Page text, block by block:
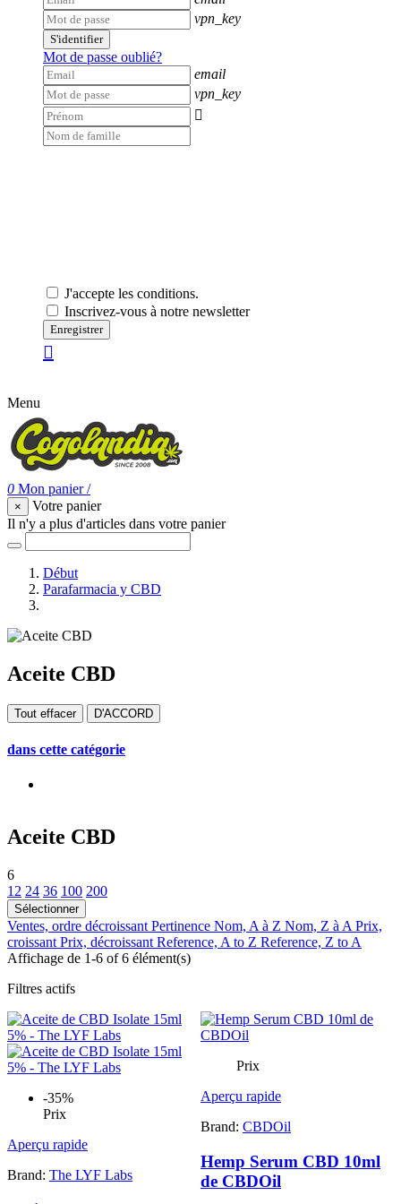
vpn_key
S'identifier
Mot de passe oublié?
email
vpn_key

J'accepte les conditions.
Inscrivez-vous à notre newsletter
Enregistrer
Menu
0 Mon panier/
×
Votre panier
Il n'y a plus d'articles dans votre panier
Début
Parafarmacia y CBD
Aceite CBD
Tout effacer D'ACCORD
dans cette catégorie
Aceite CBD
6
12 24 36 100 200
Sélectionner
Ventes, ordre décroissant Pertinence Nom, A à Z Nom, Z à A Prix,
croissant Prix, décroissant Reference, A to Z Reference, Z to A
Affichage de 1-6 of 6 élément(s)
Filtres actifs
-35%
Prix
Aperçu rapide
Brand: The LYF Labs
Prix
Aperçu rapide
Brand: CBDOil
Hemp Serum CBD 10ml
de CBDOil